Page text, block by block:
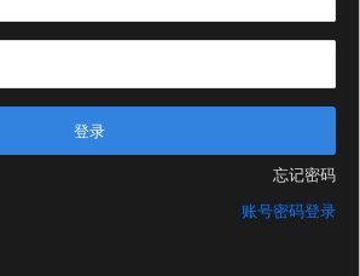
登录
忘记密码
账号密码登录